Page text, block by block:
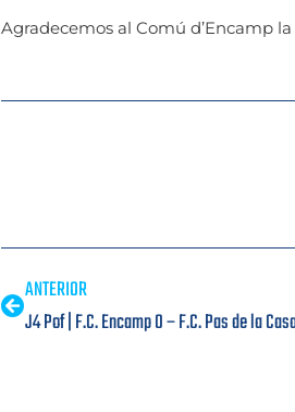
Agradecemos al Comú d’Encamp
ANTERIOR
J4 Pof | F.C. Encamp 0 – F.C. Pas de la